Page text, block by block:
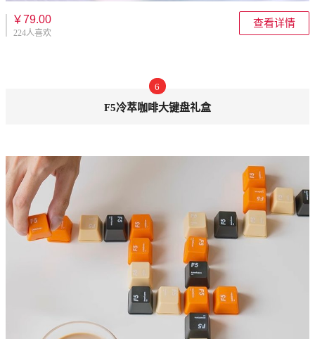
￥79.00
224人喜欢
查看详情
6
F5冷萃咖啡大键盘礼盒